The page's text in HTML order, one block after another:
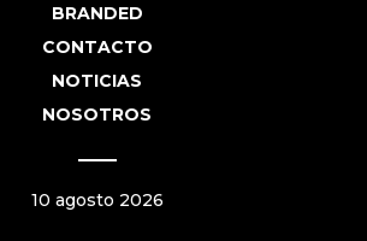
BRANDED
CONTACTO
NOTICIAS
NOSOTROS
10 agosto 2026